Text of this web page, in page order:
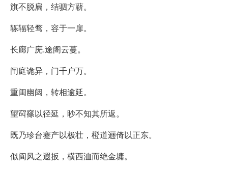
旗不脱扃，结驷方蕲。
轹辐轻骛，容于一扉。
长廊广庑.途阁云蔓。
闬庭诡异，门千户万。
重闺幽闼，转相逾延。
望䆗窱以径延，眇不知其所返。
既乃珍台蹇产以极壮，橙道逦倚以正东。
似阆风之遐扳，横西洫而绝金墉。